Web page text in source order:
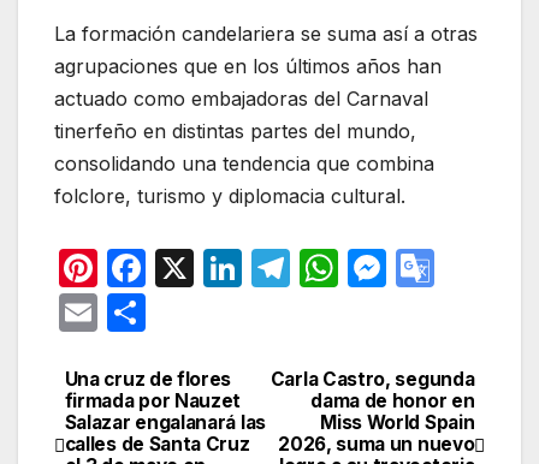
La formación candelariera se suma así a otras
agrupaciones que en los últimos años han
actuado como embajadoras del Carnaval
tinerfeño en distintas partes del mundo,
consolidando una tendencia que combina
folclore, turismo y diplomacia cultural.
Pi
nt
er
e
st
F
e
b
X
Li
dI
T
gr
W
s
A
M
s
e
gl
e
E
ail m
p
Navegación
de
Carla Castro, segunda
dama de honor en
Miss World Spain
2026, suma un nuevo
Una cruz de flores
firmada por Nauzet
Salazar engalanará las
calles de Santa Cruz